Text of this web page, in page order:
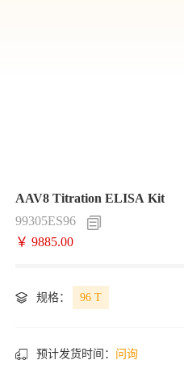
AAV8 Titration ELISA Kit
99305ES96
￥ 9885.00
规格： 96 T
预计发货时间： 问询